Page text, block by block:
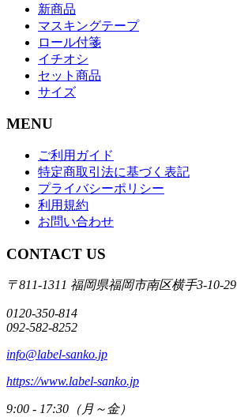
新商品
マスキングテープ
ロール付箋
イチオシ
セット商品
サイズ
MENU
ご利用ガイド
特定商取引法に基づく表記
プライバシーポリシー
利用規約
お問い合わせ
CONTACT US
〒811-1311 福岡県福岡市南区横手3-10-29
0120-350-814
092-582-8252
info@label-sanko.jp
https://www.label-sanko.jp
9:00 - 17:30（月～金）